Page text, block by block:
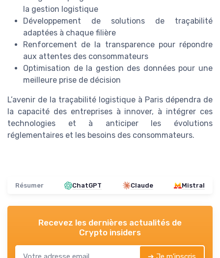
la gestion logistique
Développement de solutions de traçabilité
adaptées à chaque filière
Renforcement de la transparence pour répondre
aux attentes des consommateurs
Optimisation de la gestion des données pour une
meilleure prise de décision
L’avenir de la traçabilité logistique à Paris dépendra de
la capacité des entreprises à innover, à intégrer ces
technologies et à anticiper les évolutions
réglementaires et les besoins des consommateurs.
Résumer ChatGPT Claude Mistral
Recevez les dernières actualités de
Crypto insiders